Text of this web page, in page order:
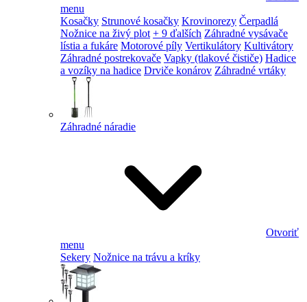
menu
Kosačky Strunové kosačky Krovinorezy Čerpadlá
Nožnice na živý plot + 9 ďalších Záhradné vysávače
lístia a fukáre Motorové píly Vertikulátory Kultivátory
Záhradné postrekovače Vapky (tlakové čističe) Hadice
a vozíky na hadice Drviče konárov Záhradné vrtáky
Záhradné náradie
Otvoriť
menu
Sekery Nožnice na trávu a kríky